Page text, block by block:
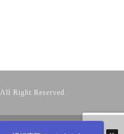
All Right Reserved.